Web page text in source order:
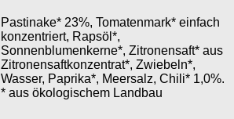
Pastinake* 23%, Tomatenmark* einfach
konzentriert, Rapsöl*,
Sonnenblumenkerne*, Zitronensaft* aus
Zitronensaftkonzentrat*, Zwiebeln*,
Wasser, Paprika*, Meersalz, Chili* 1,0%.
* aus ökologischem Landbau